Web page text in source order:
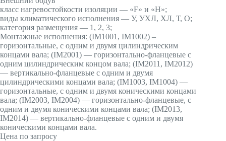
класс нагревостойкости изоляции — «F» и «H»;
виды климатического исполнения — У, УХЛ, ХЛ, Т, О;
категория размещения — 1, 2, 3;
Монтажные исполнения: (IМ1001, IМ1002) –
горизонтальные, с одним и двумя цилиндрическим
концами вала; (IМ2001) — горизонтально-фланцевые с
одним цилиндрическим концом вала; (IМ2011, IМ2012)
— вертикально-фланцевые с одним и двумя
цилиндрическими концами вала; (IМ1003, IМ1004) —
горизонтальные, с одним и двумя коническими концами
вала; (IМ2003, IМ2004) — горизонтально-фланцевые, с
одним и двумя коническими концами вала; (IМ2013,
IМ2014) — вертикально-фланцевые с одним и двумя
коническими концами вала.
Цена по запросу